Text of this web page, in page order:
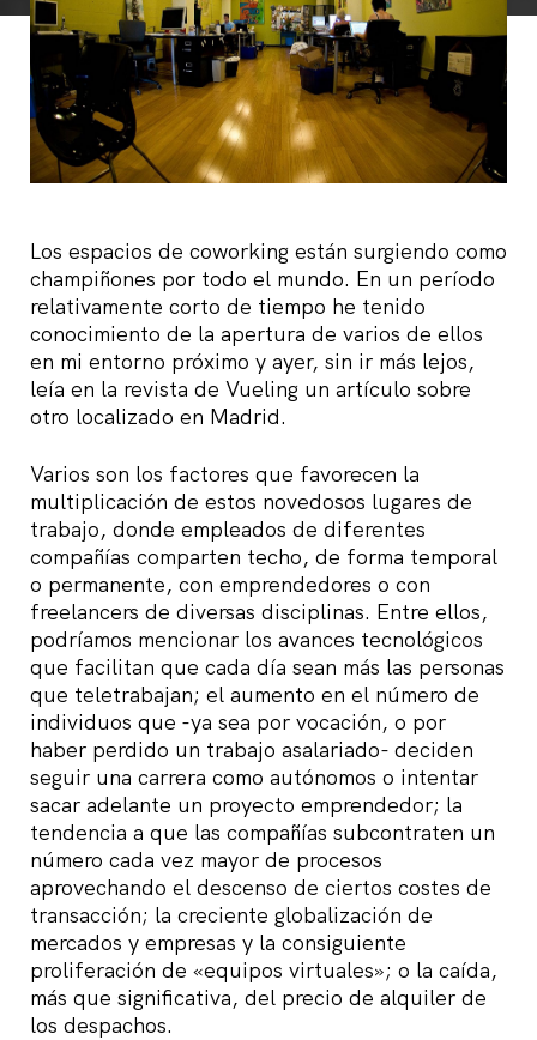
Los espacios de coworking están surgiendo como
champiñones por todo el mundo. En un período
relativamente corto de tiempo he tenido
conocimiento de la apertura de varios de ellos
en mi entorno próximo y ayer, sin ir más lejos,
leía en la revista de Vueling un artículo sobre
otro localizado en Madrid.
Varios son los factores que favorecen la
multiplicación de estos novedosos lugares de
trabajo, donde empleados de diferentes
compañías comparten techo, de forma temporal
o permanente, con emprendedores o con
freelancers de diversas disciplinas. Entre ellos,
podríamos mencionar los avances tecnológicos
que facilitan que cada día sean más las personas
que teletrabajan; el aumento en el número de
individuos que -ya sea por vocación, o por
haber perdido un trabajo asalariado- deciden
seguir una carrera como autónomos o intentar
sacar adelante un proyecto emprendedor; la
tendencia a que las compañías subcontraten un
número cada vez mayor de procesos
aprovechando el descenso de ciertos costes de
transacción; la creciente globalización de
mercados y empresas y la consiguiente
proliferación de «equipos virtuales»; o la caída,
más que significativa, del precio de alquiler de
los despachos.